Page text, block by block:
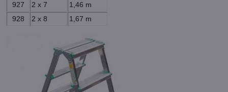
927
2 x 7
1,46 m
928
2 x 8 1,67 m